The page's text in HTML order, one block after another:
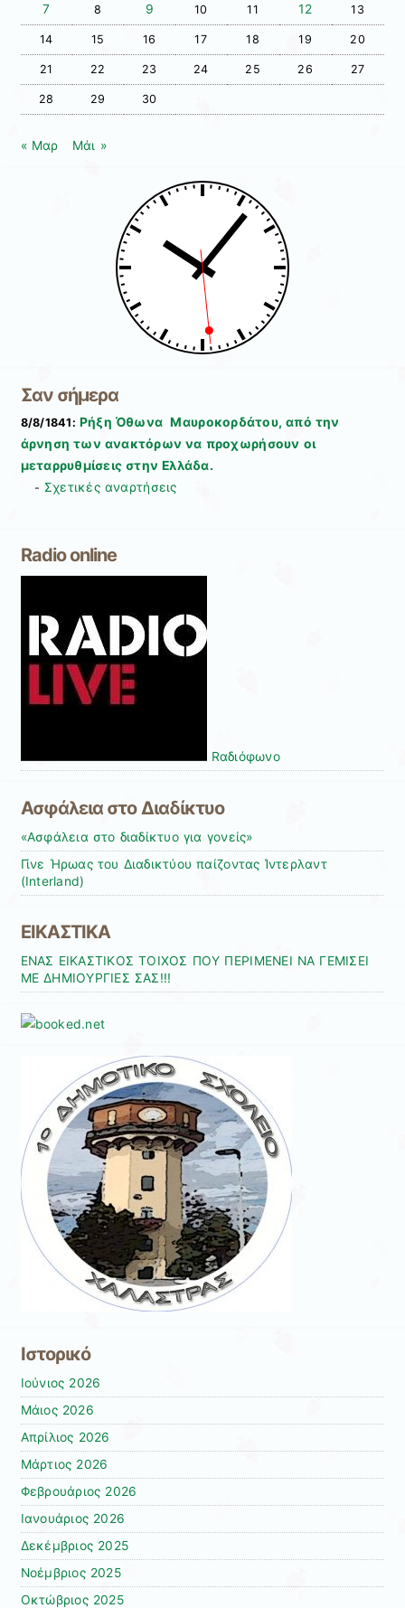
7 8 9 10 11 12 13
14 15 16 17 18 19 20
21 22 23 24 25 26 27
28 29 30
« Μαρ Μάι »
Σαν σήμερα
8/8/1841: Ρήξη Όθωνα  Μαυροκορδάτου, από την
άρνηση των ανακτόρων να προχωρήσουν οι
μεταρρυθμίσεις στην Ελλάδα.
- Σχετικές αναρτήσεις
Radio online
Rαδιόφωνo
Ασφάλεια στο Διαδίκτυο
«Ασφάλεια στο διαδίκτυο για γονείς»
Γίνε Ήρωας του Διαδικτύου παίζοντας Ίντερλαντ
(Interland)
ΕΙΚΑΣΤΙΚΑ
ΕΝΑΣ ΕΙΚΑΣΤΙΚΟΣ ΤΟΙΧΟΣ ΠΟΥ ΠΕΡΙΜΕΝΕΙ ΝΑ ΓΕΜΙΣΕΙ
ΜΕ ΔΗΜΙΟΥΡΓΙΕΣ ΣΑΣ!!!
Ιστορικό
Ιούνιος 2026
Μάιος 2026
Απρίλιος 2026
Μάρτιος 2026
Φεβρουάριος 2026
Ιανουάριος 2026
Δεκέμβριος 2025
Νοέμβριος 2025
Οκτώβριος 2025